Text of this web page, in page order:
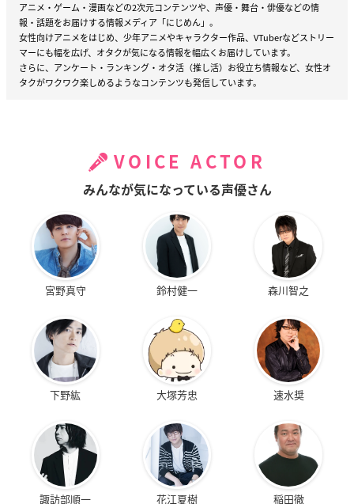
アニメ・ゲーム・漫画などの2次元コンテンツや、声優・舞台・俳優などの情
報・話題をお届けする情報メディア「にじめん」。
女性向けアニメをはじめ、少年アニメやキャラクター作品、VTuberなどストリー
マーにも幅を広げ、オタクが気になる情報を幅広くお届けしています。
さらに、アンケート・ランキング・オタ活（推し活）お役立ち情報など、女性オ
タクがワクワク楽しめるようなコンテンツも発信しています。
VOICE ACTOR
みんなが気になっている声優さん
宮野真守 鈴村健一 森川智之
下野紘 大塚芳忠 速水奨
諏訪部順一 花江夏樹 稲田徹